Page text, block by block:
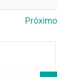
Próximo